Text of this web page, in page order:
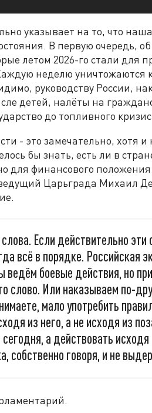
указывает на то, что
В первую очередь,
летом 2026-го стали для
неделю уничтожаются
руководству России,
детей, налёты на
до топливного
- это замечательно, хотя
бы знать, есть ли в
для финансового
Царьграда Михаил
Если действительно эти
всё в порядке. Российская
ведём боевые действия, но
слово. Или наказываем по-
мало употребить
из него, а не исходя из
а действовать исходя
собственно говоря, и не